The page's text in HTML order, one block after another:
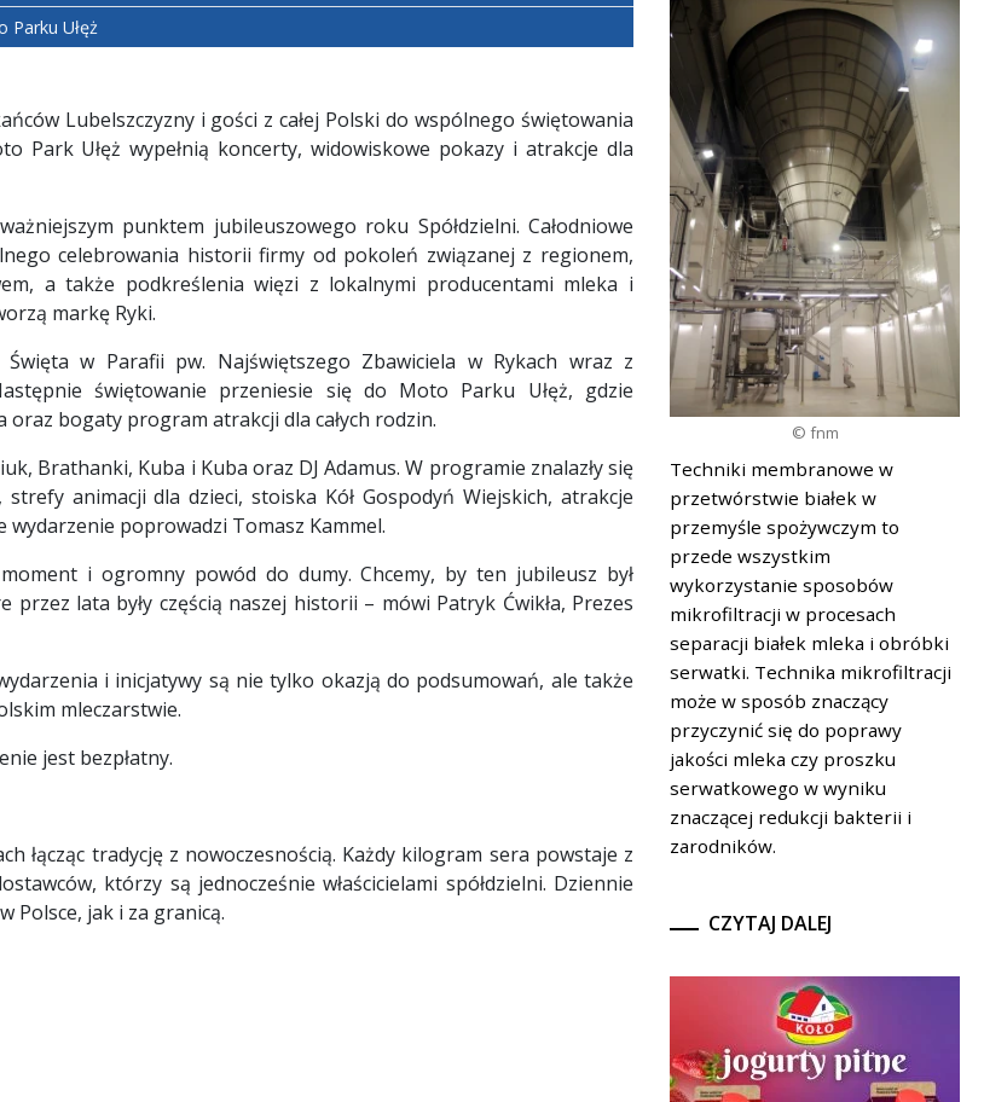
Parku Ułęż
Lubelszczyzny i gości z całej Polski do wspólnego świętowania
Park Ułęż wypełnią koncerty, widowiskowe pokazy i atrakcje dla
punktem jubileuszowego roku Spółdzielni. Całodniowe
celebrowania historii firmy od pokoleń związanej z regionem,
a także podkreślenia więzi z lokalnymi producentami mleka i
markę Ryki.
w Parafii pw. Najświętszego Zbawiciela w Rykach wraz z
świętowanie przeniesie się do Moto Parku Ułęż, gdzie
bogaty program atrakcji dla całych rodzin.
Brathanki, Kuba i Kuba oraz DJ Adamus. W programie znalazły się
animacji dla dzieci, stoiska Kół Gospodyń Wiejskich, atrakcje
poprowadzi Tomasz Kammel.
i ogromny powód do dumy. Chcemy, by ten jubileusz był
lata były częścią naszej historii – mówi Patryk Ćwikła, Prezes
i inicjatywy są nie tylko okazją do podsumowań, ale także
mleczarstwie.
jest bezpłatny.
łącząc tradycję z nowoczesnością. Każdy kilogram sera powstaje z
którzy są jednocześnie właścicielami spółdzielni. Dziennie
Polsce, jak i za granicą.
© fnm
Techniki membranowe w
przetwórstwie białek w
przemyśle spożywczym to
przede wszystkim
wykorzystanie sposobów
mikrofiltracji w procesach
separacji białek mleka i obróbki
serwatki. Technika mikrofiltracji
może w sposób znaczący
przyczynić się do poprawy
jakości mleka czy proszku
serwatkowego w wyniku
znaczącej redukcji bakterii i
zarodników.
CZYTAJ DALEJ